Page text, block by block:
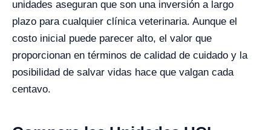
unidades aseguran que son una inversión a largo
plazo para cualquier clínica veterinaria. Aunque el
costo inicial puede parecer alto, el valor que
proporcionan en términos de calidad de cuidado y la
posibilidad de salvar vidas hace que valgan cada
centavo.